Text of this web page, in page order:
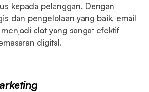
kepada pelanggan. Dengan
dan pengelolaan yang baik, email
alat yang sangat efektif
digital.